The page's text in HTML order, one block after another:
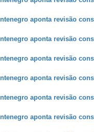
aponta revisão
aponta revisão
aponta revisão
aponta revisão
aponta revisão
aponta revisão